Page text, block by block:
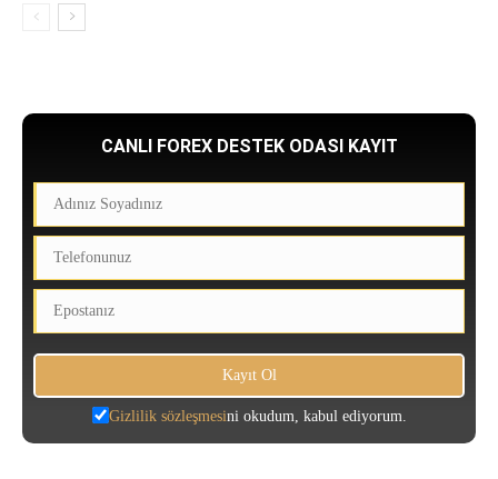
CANLI FOREX DESTEK ODASI KAYIT
Gizlilik sözleşmesini okudum, kabul ediyorum.